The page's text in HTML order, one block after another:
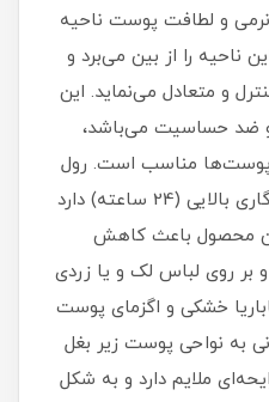
نرمی و لطافت پوست ناحیه
ناحیه را از بین می‌برد و
و متعادل می‌نماید. این
و ضد حساسیت می‌باشد،
پوست‌ها مناسب است. رول
ضد تعریق باباریا دوام و ماندگاری بالایی (24 ساعته) دارد
محصول باعث کاهش
بر روی لباس لک و یا زردی
خشکی و اگزمای پوست
به نواحی پوست زیر بغل
ملایم دارد و به شکل